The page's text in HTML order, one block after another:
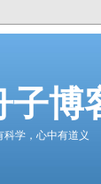
子博
科学，心中有道义